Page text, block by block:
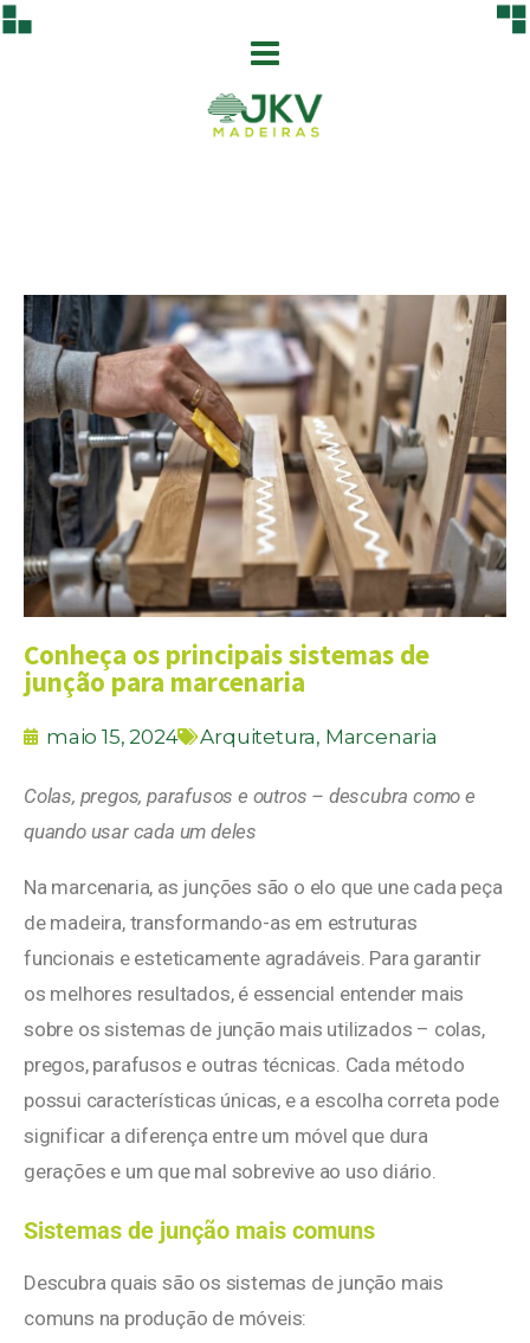
Conheça os principais sistemas de
junção para marcenaria
maio 15, 2024 Arquitetura, Marcenaria
Colas, pregos, parafusos e outros – descubra como e
quando usar cada um deles
Na marcenaria, as junções são o elo que une cada peça
de madeira, transformando-as em estruturas
funcionais e esteticamente agradáveis. Para garantir
os melhores resultados, é essencial entender mais
sobre os sistemas de junção mais utilizados – colas,
pregos, parafusos e outras técnicas. Cada método
possui características únicas, e a escolha correta pode
significar a diferença entre um móvel que dura
gerações e um que mal sobrevive ao uso diário.
Sistemas de junção mais comuns
Descubra quais são os sistemas de junção mais
comuns na produção de móveis: